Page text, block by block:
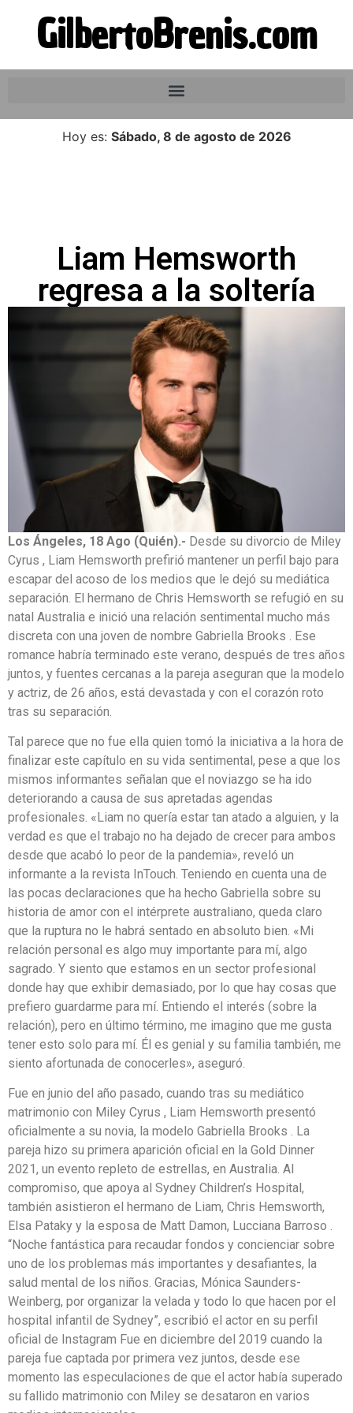
GilbertoBrenis.com
Hoy es: Sábado, 8 de agosto de 2026
Liam Hemsworth
regresa a la soltería
Los Ángeles, 18 Ago (Quién).- Desde su divorcio de Miley
Cyrus , Liam Hemsworth prefirió mantener un perfil bajo para
escapar del acoso de los medios que le dejó su mediática
separación. El hermano de Chris Hemsworth se refugió en su
natal Australia e inició una relación sentimental mucho más
discreta con una joven de nombre Gabriella Brooks . Ese
romance habría terminado este verano, después de tres años
juntos, y fuentes cercanas a la pareja aseguran que la modelo
y actriz, de 26 años, está devastada y con el corazón roto
tras su separación.
Tal parece que no fue ella quien tomó la iniciativa a la hora de
finalizar este capítulo en su vida sentimental, pese a que los
mismos informantes señalan que el noviazgo se ha ido
deteriorando a causa de sus apretadas agendas
profesionales. «Liam no quería estar tan atado a alguien, y la
verdad es que el trabajo no ha dejado de crecer para ambos
desde que acabó lo peor de la pandemia», reveló un
informante a la revista InTouch. Teniendo en cuenta una de
las pocas declaraciones que ha hecho Gabriella sobre su
historia de amor con el intérprete australiano, queda claro
que la ruptura no le habrá sentado en absoluto bien. «Mi
relación personal es algo muy importante para mí, algo
sagrado. Y siento que estamos en un sector profesional
donde hay que exhibir demasiado, por lo que hay cosas que
prefiero guardarme para mí. Entiendo el interés (sobre la
relación), pero en último término, me imagino que me gusta
tener esto solo para mí. Él es genial y su familia también, me
siento afortunada de conocerles», aseguró.
Fue en junio del año pasado, cuando tras su mediático
matrimonio con Miley Cyrus , Liam Hemsworth presentó
oficialmente a su novia, la modelo Gabriella Brooks . La
pareja hizo su primera aparición oficial en la Gold Dinner
2021, un evento repleto de estrellas, en Australia. Al
compromiso, que apoya al Sydney Children’s Hospital,
también asistieron el hermano de Liam, Chris Hemsworth,
Elsa Pataky y la esposa de Matt Damon, Lucciana Barroso .
“Noche fantástica para recaudar fondos y concienciar sobre
uno de los problemas más importantes y desafiantes, la
salud mental de los niños. Gracias, Mónica Saunders-
Weinberg, por organizar la velada y todo lo que hacen por el
hospital infantil de Sydney”, escribió el actor en su perfil
oficial de Instagram Fue en diciembre del 2019 cuando la
pareja fue captada por primera vez juntos, desde ese
momento las especulaciones de que el actor había superado
su fallido matrimonio con Miley se desataron en varios